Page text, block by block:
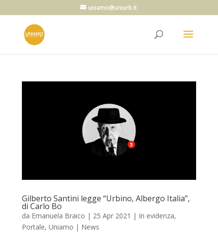
uniamo@uniurb.it
Gilberto Santini legge “Urbino, Albergo Italia”,
di Carlo Bo
da Emanuela Braico | 25 Apr 2021 | In evidenza,
Portale, Uniamo | News